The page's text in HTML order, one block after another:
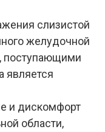
слизистой
желудочной
поступающими
является
и дискомфорт
области,